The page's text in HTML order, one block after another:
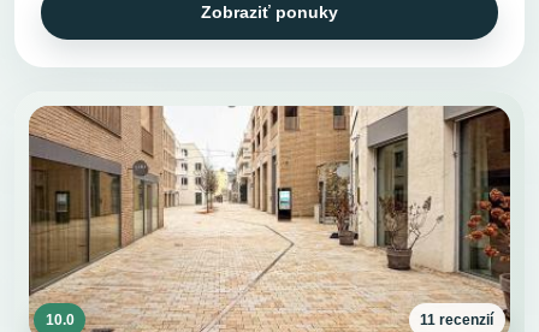
Zobraziť ponuky
10.0 11 recenzií